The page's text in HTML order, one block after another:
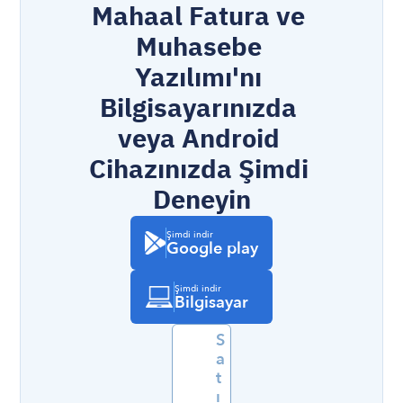
Mahaal Fatura ve
Muhasebe
Yazılımı'nı
Bilgisayarınızda
veya Android
Cihazınızda Şimdi
Deneyin
Şimdi indir
Google play
Şimdi indir
Bilgisayar
S
a
t
ı